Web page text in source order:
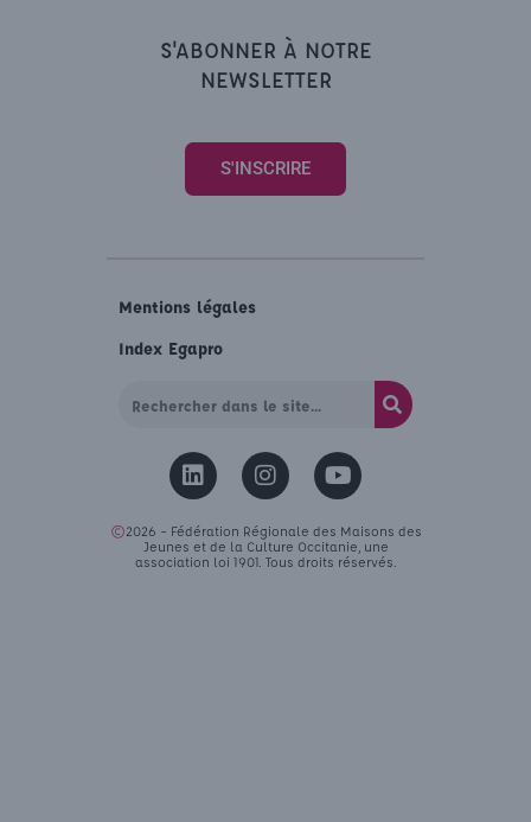
S'ABONNER À NOTRE
NEWSLETTER
S'INSCRIRE
Mentions légales
Index Egapro
©2026 – Fédération Régionale des Maisons des
Jeunes et de la Culture Occitanie, une
association loi 1901. Tous droits réservés.